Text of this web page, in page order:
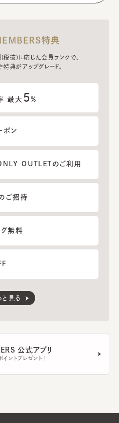
特典
抜)に応じた会員ランクで、
典がアップグレード。
最大 5%
ポン
OUTLETのご利用
ご招待
グ無料
と見る
公式アプリ
ントプレゼント！